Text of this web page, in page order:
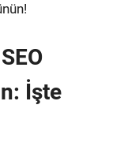
İşte